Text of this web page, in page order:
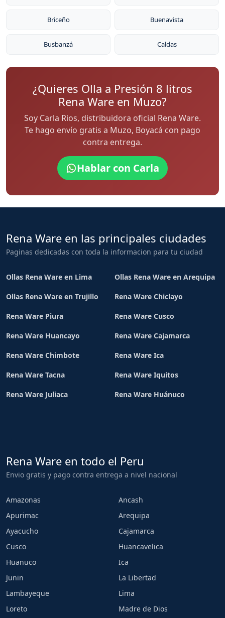
Briceño Buenavista
Busbanzá Caldas
¿Quieres Olla a Presión 8 litros
Rena Ware en Muzo?
Soy Carla Rios, distribuidora oficial Rena Ware.
Te hago envío gratis a Muzo, Boyacá con pago
contra entrega.
Hablar con Carla
Rena Ware en las principales ciudades
Paginas dedicadas con toda la informacion para tu ciudad
Ollas Rena Ware en Lima Ollas Rena Ware en Arequipa
Ollas Rena Ware en Trujillo Rena Ware Chiclayo
Rena Ware Piura Rena Ware Cusco
Rena Ware Huancayo Rena Ware Cajamarca
Rena Ware Chimbote Rena Ware Ica
Rena Ware Tacna Rena Ware Iquitos
Rena Ware Juliaca Rena Ware Huánuco
Rena Ware en todo el Peru
Envio gratis y pago contra entrega a nivel nacional
Amazonas
Ancash
Apurimac
Arequipa
Ayacucho
Cajamarca
Cusco
Huancavelica
Huanuco
Ica
Junin
La Libertad
Lambayeque
Lima
Loreto
Madre de Dios